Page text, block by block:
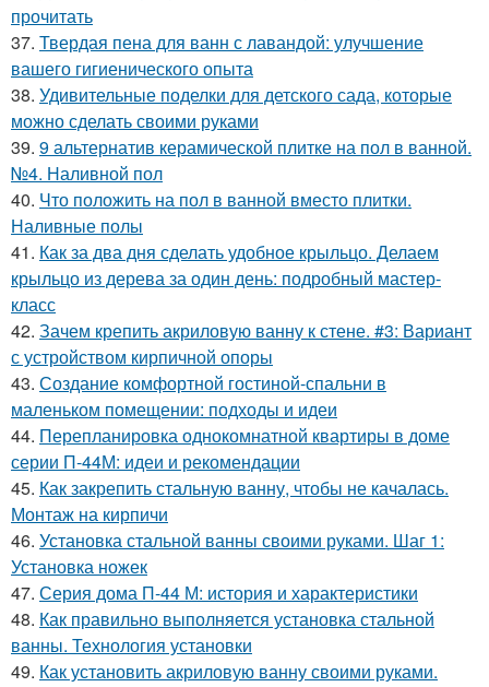
прочитать
37. Твердая пена для ванн с лавандой: улучшение
вашего гигиенического опыта
38. Удивительные поделки для детского сада, которые
можно сделать своими руками
39. 9 альтернатив керамической плитке на пол в ванной.
№4. Наливной пол
40. Что положить на пол в ванной вместо плитки.
Наливные полы
41. Как за два дня сделать удобное крыльцо. Делаем
крыльцо из дерева за один день: подробный мастер-
класс
42. Зачем крепить акриловую ванну к стене. #3: Вариант
с устройством кирпичной опоры
43. Создание комфортной гостиной-спальни в
маленьком помещении: подходы и идеи
44. Перепланировка однокомнатной квартиры в доме
серии П-44М: идеи и рекомендации
45. Как закрепить стальную ванну, чтобы не качалась.
Монтаж на кирпичи
46. Установка стальной ванны своими руками. Шаг 1:
Установка ножек
47. Серия дома П-44 М: история и характеристики
48. Как правильно выполняется установка стальной
ванны. Технология установки
49. Как установить акриловую ванну своими руками.